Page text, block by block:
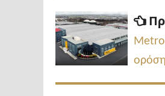
Πλοήγηση
άρθρων